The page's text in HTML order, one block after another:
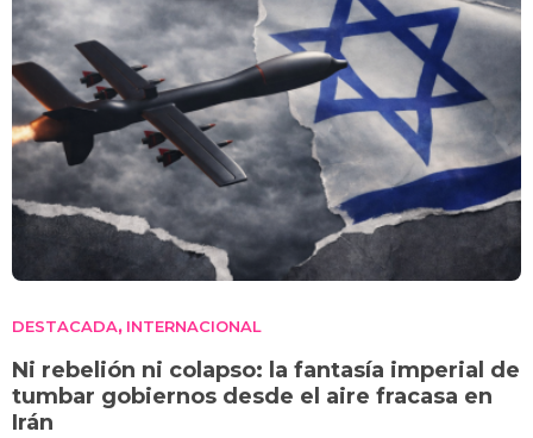
DESTACADA, INTERNACIONAL
Ni rebelión ni colapso: la fantasía imperial de
tumbar gobiernos desde el aire fracasa en
Irán